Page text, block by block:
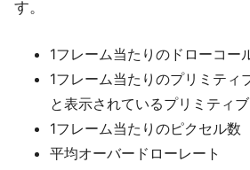
す。
1フレーム当たりのドローコー
1フレーム当たりのプリミティ
と表示されているプリミティ
1フレーム当たりのピクセル数
平均オーバードローレート